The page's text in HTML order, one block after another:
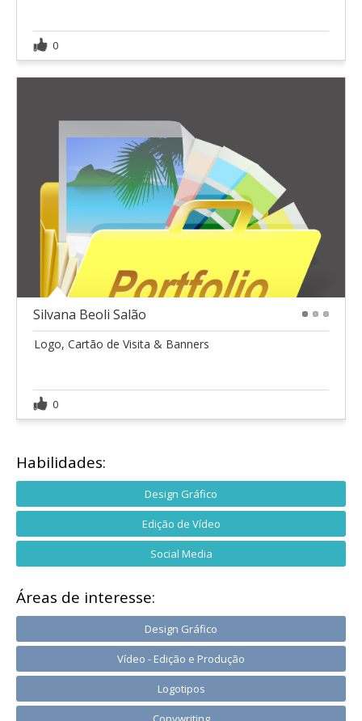
0
Silvana Beoli Salão
Logo, Cartão de Visita & Banners
0
Habilidades:
Design Gráfico
Edição de Vídeo
Social Media
Áreas de interesse:
Design Gráfico
Vídeo - Edição e Produção
Logotipos